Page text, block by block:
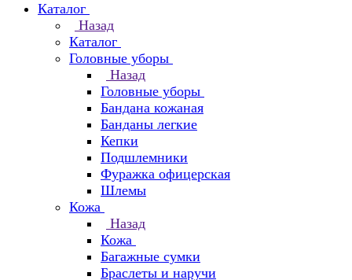
Каталог
Назад
Каталог
Головные уборы
Назад
Головные уборы
Бандана кожаная
Банданы легкие
Кепки
Подшлемники
Фуражка офицерская
Шлемы
Кожа
Назад
Кожа
Багажные сумки
Браслеты и наручи